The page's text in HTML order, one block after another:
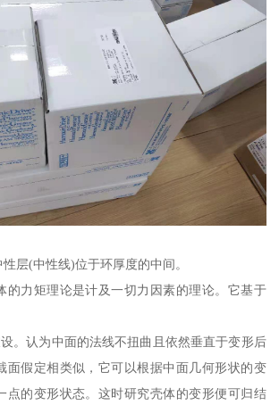
层(中性线)位于环厚度的中间。
的力矩理论是计及一切力因素的理论。它基于
。认为中面的法线不扭曲且依然垂直于变形后
面假定相类似，它可以根据中面几何形状的变
点的变形状态。这时研究壳体的变形便可归结